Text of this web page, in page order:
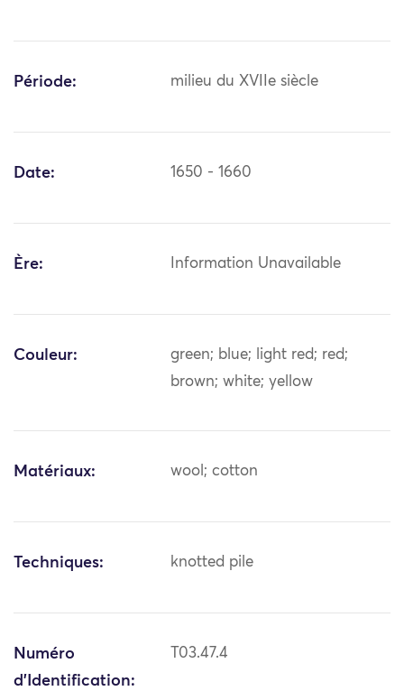
Période: milieu du XVIIe siècle
Date: 1650 - 1660
Ère: Information Unavailable
Couleur:
green; blue; light red; red;
brown; white; yellow
Matériaux: wool; cotton
Techniques: knotted pile
Numéro
d'Identification:
T03.47.4